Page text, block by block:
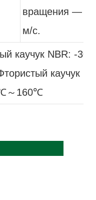
вращения —
м/с.
каучук NBR: -
каучук
～160℃